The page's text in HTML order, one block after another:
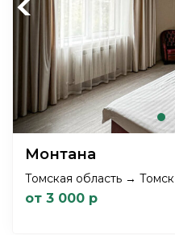
Previous
Монтана
Томская область → Томск
от 3 000 р